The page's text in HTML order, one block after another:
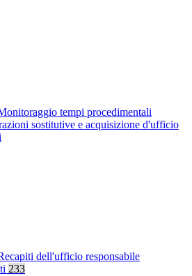
tempi procedimentali
sostitutive e acquisizione d'ufficio
dell'ufficio responsabile
233